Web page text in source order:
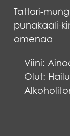
Tattari-
punakaali-
omenaa
Viini:
Olut: